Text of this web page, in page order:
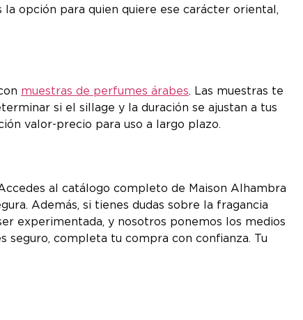
opción para quien quiere ese carácter oriental,
muestras de perfumes árabes. Las muestras te
si el sillage y la duración se ajustan a tus
valor-precio para uso a largo plazo.
al catálogo completo de Maison Alhambra
Además, si tienes dudas sobre la fragancia
experimentada, y nosotros ponemos los medios
seguro, completa tu compra con confianza. Tu